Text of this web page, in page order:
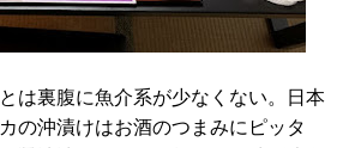
は裏腹に魚介系が少なくない。日本
の沖漬けはお酒のつまみにピッタ